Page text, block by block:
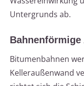
Untergrunds ab.
Bitumenbahnen
Kelleraußenwand